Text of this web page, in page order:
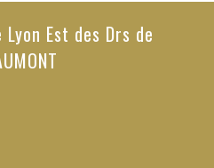
Est des Drs de